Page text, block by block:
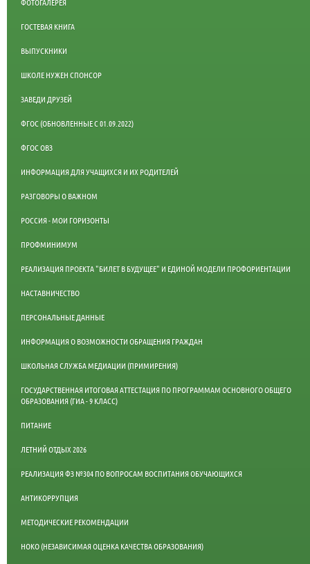
ГОСТЕВАЯ КНИГА
ВЫПУСКНИКИ
ШКОЛЕ НУЖЕН СПОНСОР
ЗАВЕДИ ДРУЗЕЙ
ФГОС (ОБНОВЛЕННЫЕ С 01.09.2022)
ФГОС ОВЗ
ИНФОРМАЦИЯ ДЛЯ УЧАЩИХСЯ И ИХ РОДИТЕЛЕЙ
РАЗГОВОРЫ О ВАЖНОМ
РОССИЯ - МОИ ГОРИЗОНТЫ
ПРОФМИНИМУМ
РЕАЛИЗАЦИЯ ПРОЕКТА "БИЛЕТ В БУДУЩЕЕ" И ЕДИНОЙ МОДЕЛИ ПРОФОРИЕНТАЦИИ
НАСТАВНИЧЕСТВО
ПЕРСОНАЛЬНЫЕ ДАННЫЕ
ИНФОРМАЦИЯ О ВОЗМОЖНОСТИ ОБРАЩЕНИЯ ГРАЖДАН
ШКОЛЬНАЯ СЛУЖБА МЕДИАЦИИ (ПРИМИРЕНИЯ)
ГОСУДАРСТВЕННАЯ ИТОГОВАЯ АТТЕСТАЦИЯ ПО ПРОГРАММАМ ОСНОВНОГО ОБЩЕГО
ОБРАЗОВАНИЯ (ГИА - 9 КЛАСС)
ПИТАНИЕ
ЛЕТНИЙ ОТДЫХ 2026
РЕАЛИЗАЦИЯ ФЗ №304 ПО ВОПРОСАМ ВОСПИТАНИЯ ОБУЧАЮЩИХСЯ
АНТИКОРРУПЦИЯ
МЕТОДИЧЕСКИЕ РЕКОМЕНДАЦИИ
НОКО (НЕЗАВИСИМАЯ ОЦЕНКА КАЧЕСТВА ОБРАЗОВАНИЯ)